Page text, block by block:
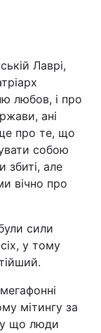
Лаврі,
любов, і про
ані
про те, що
собою
збиті, але
вічно про
сили
у тому
мітингу за
що люди